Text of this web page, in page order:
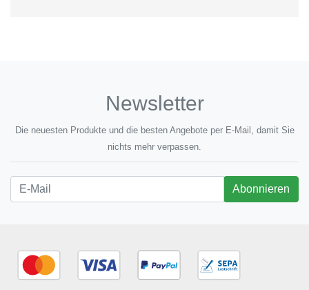
Newsletter
Die neuesten Produkte und die besten Angebote per E-Mail, damit Sie
nichts mehr verpassen.
Newsletter
Abonnieren